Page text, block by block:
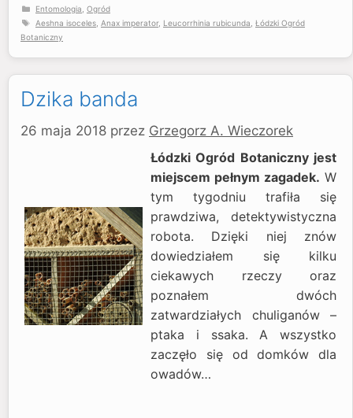
Kategorie
Entomologia Ogród
Tagi
Aeshna isoceles Anax imperator, Leucorrhinia rubicunda Łódzki Ogród
Botaniczny
Dzika banda
26 maja 2018 przez Grzegorz A. Wieczorek
Łódzki Ogród Botaniczny jest
miejscem pełnym zagadek. W
tym tygodniu trafiła się
prawdziwa, detektywistyczna
robota. Dzięki niej znów
dowiedziałem się kilku
ciekawych rzeczy oraz
poznałem dwóch
zatwardziałych chuliganów –
ptaka i ssaka. A wszystko
zaczęło się od domków dla
owadów…